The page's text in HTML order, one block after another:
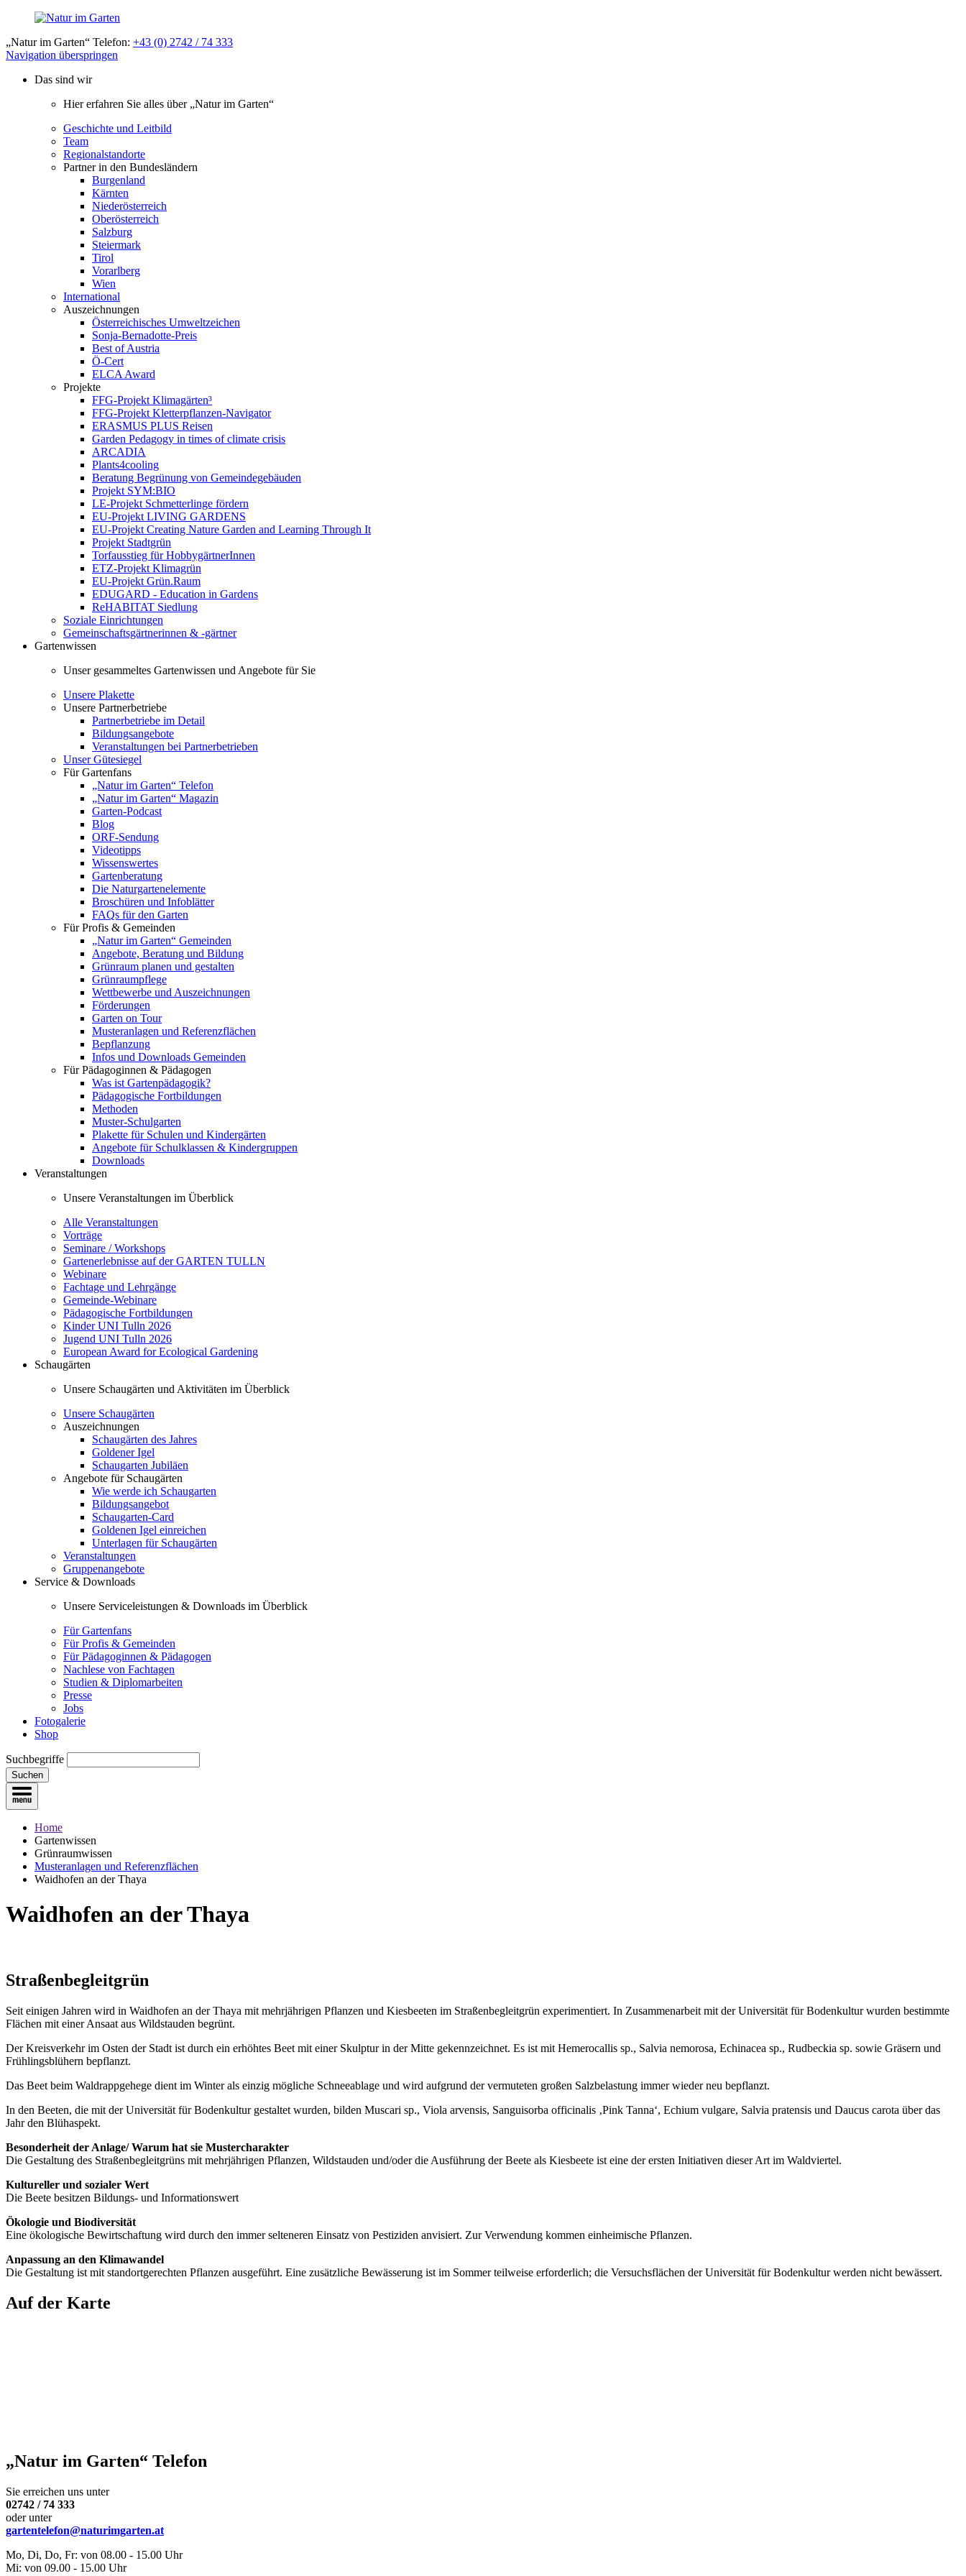
„Natur im Garten“ Telefon: +43 (0) 2742 / 74 333
Navigation überspringen
Das sind wir
Hier erfahren Sie alles über „Natur im Garten“
Geschichte und Leitbild
Team
Regionalstandorte
Partner in den Bundesländern
Burgenland
Kärnten
Niederösterreich
Oberösterreich
Salzburg
Steiermark
Tirol
Vorarlberg
Wien
International
Auszeichnungen
Österreichisches Umweltzeichen
Sonja-Bernadotte-Preis
Best of Austria
Ö-Cert
ELCA Award
Projekte
FFG-Projekt Klimagärten³
FFG-Projekt Kletterpflanzen-Navigator
ERASMUS PLUS Reisen
Garden Pedagogy in times of climate crisis
ARCADIA
Plants4cooling
Beratung Begrünung von Gemeindegebäuden
Projekt SYM:BIO
LE-Projekt Schmetterlinge fördern
EU-Projekt LIVING GARDENS
EU-Projekt Creating Nature Garden and Learning Through It
Projekt Stadtgrün
Torfausstieg für HobbygärtnerInnen
ETZ-Projekt Klimagrün
EU-Projekt Grün.Raum
EDUGARD - Education in Gardens
ReHABITAT Siedlung
Soziale Einrichtungen
Gemeinschaftsgärtnerinnen & -gärtner
Gartenwissen
Unser gesammeltes Gartenwissen und Angebote für Sie
Unsere Plakette
Unsere Partnerbetriebe
Partnerbetriebe im Detail
Bildungsangebote
Veranstaltungen bei Partnerbetrieben
Unser Gütesiegel
Für Gartenfans
„Natur im Garten“ Telefon
„Natur im Garten“ Magazin
Garten-Podcast
Blog
ORF-Sendung
Videotipps
Wissenswertes
Gartenberatung
Die Naturgartenelemente
Broschüren und Infoblätter
FAQs für den Garten
Für Profis & Gemeinden
„Natur im Garten“ Gemeinden
Angebote, Beratung und Bildung
Grünraum planen und gestalten
Grünraumpflege
Wettbewerbe und Auszeichnungen
Förderungen
Garten on Tour
Musteranlagen und Referenzflächen
Bepflanzung
Infos und Downloads Gemeinden
Für Pädagoginnen & Pädagogen
Was ist Gartenpädagogik?
Pädagogische Fortbildungen
Methoden
Muster-Schulgarten
Plakette für Schulen und Kindergärten
Angebote für Schulklassen & Kindergruppen
Downloads
Veranstaltungen
Unsere Veranstaltungen im Überblick
Alle Veranstaltungen
Vorträge
Seminare / Workshops
Gartenerlebnisse auf der GARTEN TULLN
Webinare
Fachtage und Lehrgänge
Gemeinde-Webinare
Pädagogische Fortbildungen
Kinder UNI Tulln 2026
Jugend UNI Tulln 2026
European Award for Ecological Gardening
Schaugärten
Unsere Schaugärten und Aktivitäten im Überblick
Unsere Schaugärten
Auszeichnungen
Schaugärten des Jahres
Goldener Igel
Schaugarten Jubiläen
Angebote für Schaugärten
Wie werde ich Schaugarten
Bildungsangebot
Schaugarten-Card
Goldenen Igel einreichen
Unterlagen für Schaugärten
Veranstaltungen
Gruppenangebote
Service & Downloads
Unsere Serviceleistungen & Downloads im Überblick
Für Gartenfans
Für Profis & Gemeinden
Für Pädagoginnen & Pädagogen
Nachlese von Fachtagen
Studien & Diplomarbeiten
Presse
Jobs
Fotogalerie
Shop
Suchbegriffe
Suchen
Home
Gartenwissen
Grünraumwissen
Musteranlagen und Referenzflächen
Waidhofen an der Thaya
Waidhofen an der Thaya
Straßenbegleitgrün
Seit einigen Jahren wird in Waidhofen an der Thaya mit mehrjährigen Pflanzen und Kiesbeeten im Straßenbegleitgrün experimentiert. In Zusammenarbeit mit der Universität für Bodenkultur wurden bestimmte
Flächen mit einer Ansaat aus Wildstauden begrünt.
Der Kreisverkehr im Osten der Stadt ist durch ein erhöhtes Beet mit einer Skulptur in der Mitte gekennzeichnet. Es ist mit Hemerocallis sp., Salvia nemorosa, Echinacea sp., Rudbeckia sp. sowie Gräsern und
Frühlingsblühern bepflanzt.
Das Beet beim Waldrappgehege dient im Winter als einzig mögliche Schneeablage und wird aufgrund der vermuteten großen Salzbelastung immer wieder neu bepflanzt.
In den Beeten, die mit der Universität für Bodenkultur gestaltet wurden, bilden Muscari sp., Viola arvensis, Sanguisorba officinalis ‚Pink Tanna‘, Echium vulgare, Salvia pratensis und Daucus carota über das
Jahr den Blühaspekt.
Besonderheit der Anlage/ Warum hat sie Mustercharakter
Die Gestaltung des Straßenbegleitgrüns mit mehrjährigen Pflanzen, Wildstauden und/oder die Ausführung der Beete als Kiesbeete ist eine der ersten Initiativen dieser Art im Waldviertel.
Kultureller und sozialer Wert
Die Beete besitzen Bildungs- und Informationswert
Ökologie und Biodiversität
Eine ökologische Bewirtschaftung wird durch den immer selteneren Einsatz von Pestiziden anvisiert. Zur Verwendung kommen einheimische Pflanzen.
Anpassung an den Klimawandel
Die Gestaltung ist mit standortgerechten Pflanzen ausgeführt. Eine zusätzliche Bewässerung ist im Sommer teilweise erforderlich; die Versuchsflächen der Universität für Bodenkultur werden nicht bewässert.
Auf der Karte
„Natur im Garten“ Telefon
Sie erreichen uns unter
02742 / 74 333
oder unter
gartentelefon@naturimgarten.at
Mo, Di, Do, Fr: von 08.00 - 15.00 Uhr
Mi: von 09.00 - 15.00 Uhr